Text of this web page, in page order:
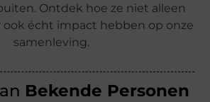
Ontdek hoe ze niet alleen
ook écht impact hebben op onze
samenleving.
Bekende Personen